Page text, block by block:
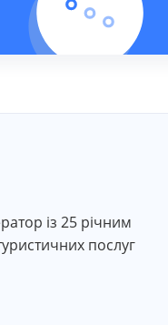
із 25 річним
послуг